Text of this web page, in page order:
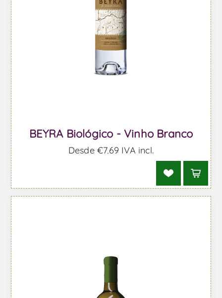
BEYRA Biológico - Vinho Branco
Desde €7,69 IVA incl.